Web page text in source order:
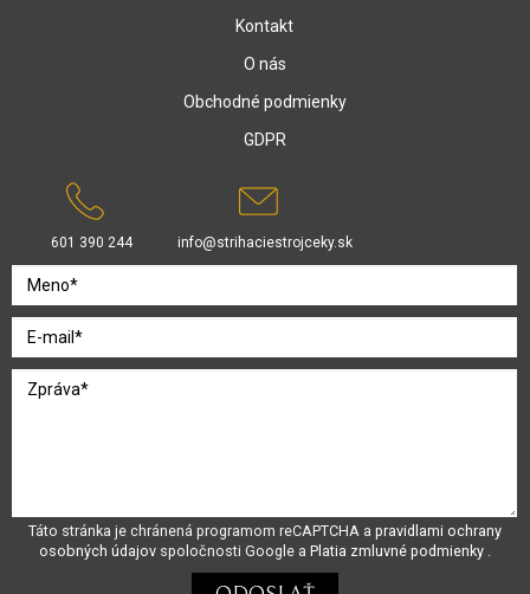
Kontakt
O nás
Obchodné podmienky
GDPR
601 390 244 info@strihaciestrojceky.sk
Táto stránka je chránená programom reCAPTCHA a pravidlami ochrany
osobných údajov spoločnosti Google a Platia zmluvné podmienky .